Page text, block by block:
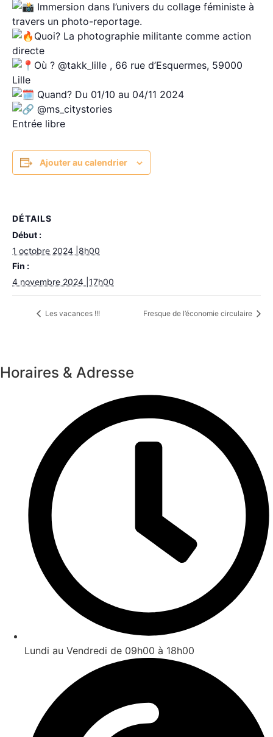
Immersion dans l’univers du collage féministe à
travers un photo-reportage.
Quoi? La photographie militante comme action
directe
Où ? @takk_lille , 66 rue d’Esquermes, 59000
Lille
Quand? Du 01/10 au 04/11 2024
@ms_citystories
Entrée libre
Ajouter au calendrier
DÉTAILS
Début :
1 octobre 2024 |8h00
Fin :
4 novembre 2024 |17h00
Les vacances !!! Fresque de l’économie circulaire
Horaires & Adresse
Lundi au Vendredi de 09h00 à 18h00